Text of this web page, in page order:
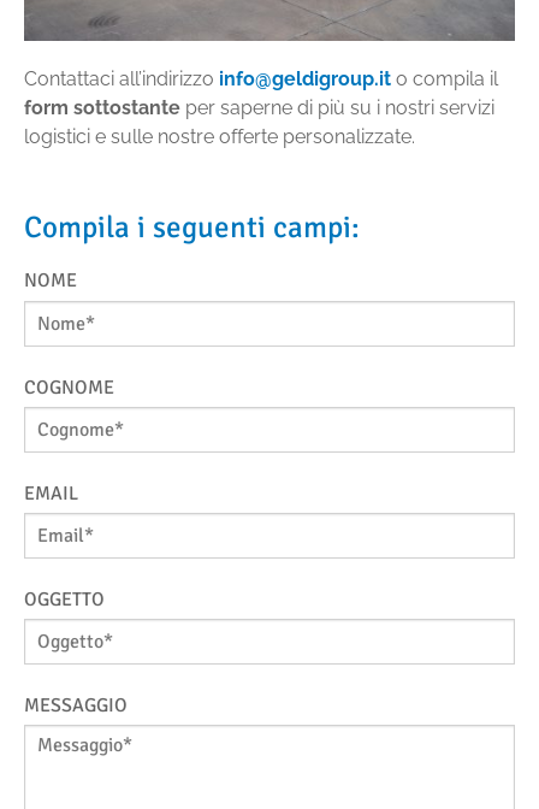
Contattaci all’indirizzo info@geldigroup.it o compila il
form sottostante per saperne di più su i nostri servizi
logistici e sulle nostre offerte personalizzate.
Compila i seguenti campi:
NOME
COGNOME
EMAIL
OGGETTO
MESSAGGIO